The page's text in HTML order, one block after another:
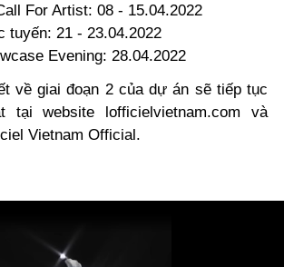
For Artist: 08 - 15.04.2022
tuyến: 21 - 23.04.2022
Evening: 28.04.2022
về giai đoạn 2 của dự án sẽ tiếp tục
tại website lofficielvietnam.com và
Vietnam Official.